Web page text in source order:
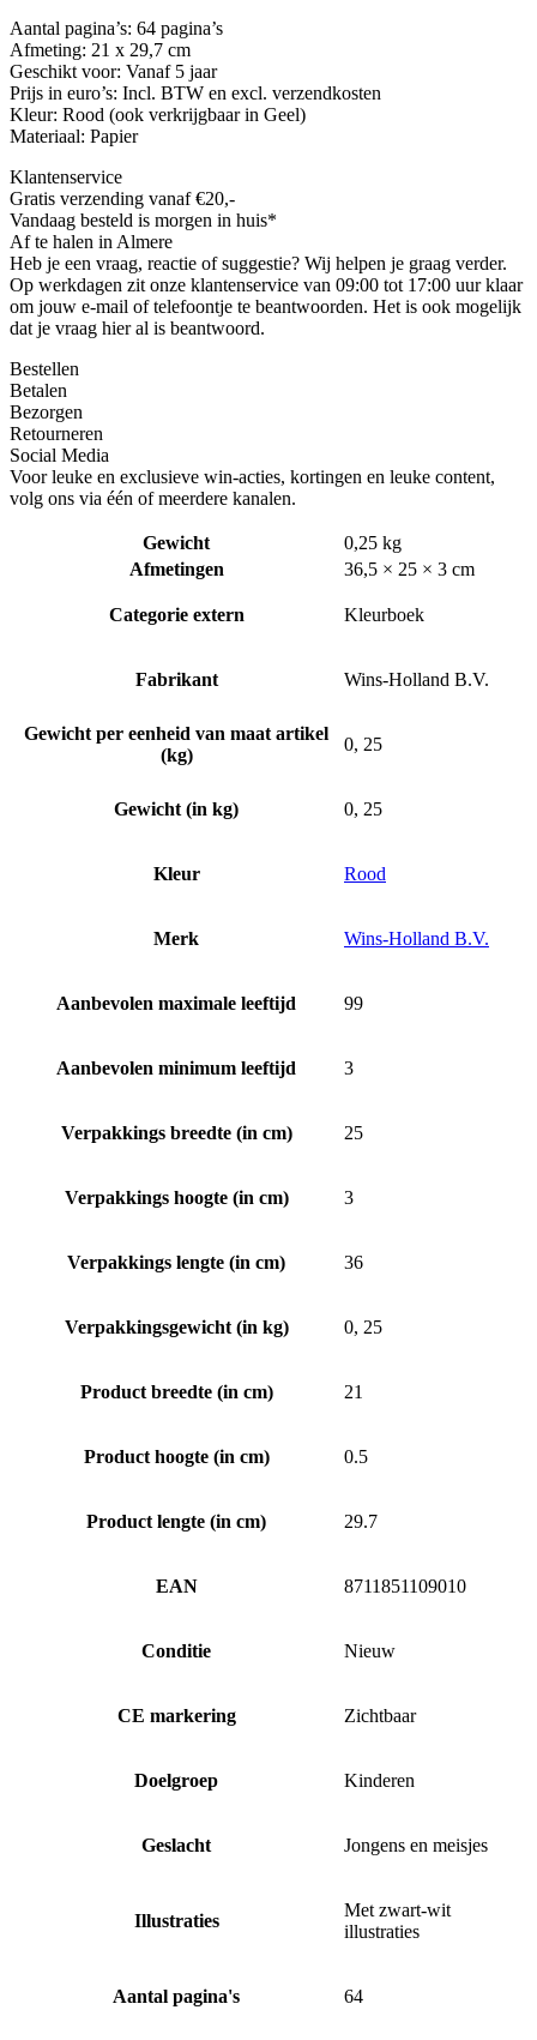
Aantal pagina’s: 64 pagina’s
Afmeting: 21 x 29,7 cm
Geschikt voor: Vanaf 5 jaar
Prijs in euro’s: Incl. BTW en excl. verzendkosten
Kleur: Rood (ook verkrijgbaar in Geel)
Materiaal: Papier
Klantenservice
Gratis verzending vanaf €20,-
Vandaag besteld is morgen in huis*
Af te halen in Almere
Heb je een vraag, reactie of suggestie? Wij helpen je graag verder.
Op werkdagen zit onze klantenservice van 09:00 tot 17:00 uur klaar
om jouw e-mail of telefoontje te beantwoorden. Het is ook mogelijk
dat je vraag hier al is beantwoord.
Bestellen
Betalen
Bezorgen
Retourneren
Social Media
Voor leuke en exclusieve win-acties, kortingen en leuke content,
volg ons via één of meerdere kanalen.
Gewicht
0,25 kg
Afmetingen
36,5 × 25 × 3 cm
Categorie extern Kleurboek
Fabrikant Wins-Holland B.V.
Gewicht per eenheid van maat artikel
(kg)
0, 25
Gewicht (in kg) 0, 25
Kleur Rood
Merk Wins-Holland B.V.
Aanbevolen maximale leeftijd 99
Aanbevolen minimum leeftijd 3
Verpakkings breedte (in cm) 25
Verpakkings hoogte (in cm) 3
Verpakkings lengte (in cm) 36
Verpakkingsgewicht (in kg) 0, 25
Product breedte (in cm) 21
Product hoogte (in cm) 0.5
Product lengte (in cm) 29.7
EAN 8711851109010
Conditie Nieuw
CE markering Zichtbaar
Doelgroep Kinderen
Geslacht Jongens en meisjes
Illustraties
Met zwart-wit
illustraties
Aantal pagina's 64